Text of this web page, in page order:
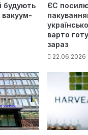
будують
вакуум-
ЄС
варто
зараз
22.06.2026